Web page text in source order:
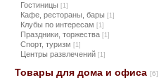
Гостиницы [1]
Кафе, рестораны, бары [1]
Клубы по интересам [1]
Праздники, торжества [1]
Спорт, туризм [1]
Центры развлечений [1]
Товары для дома и офиса [6]